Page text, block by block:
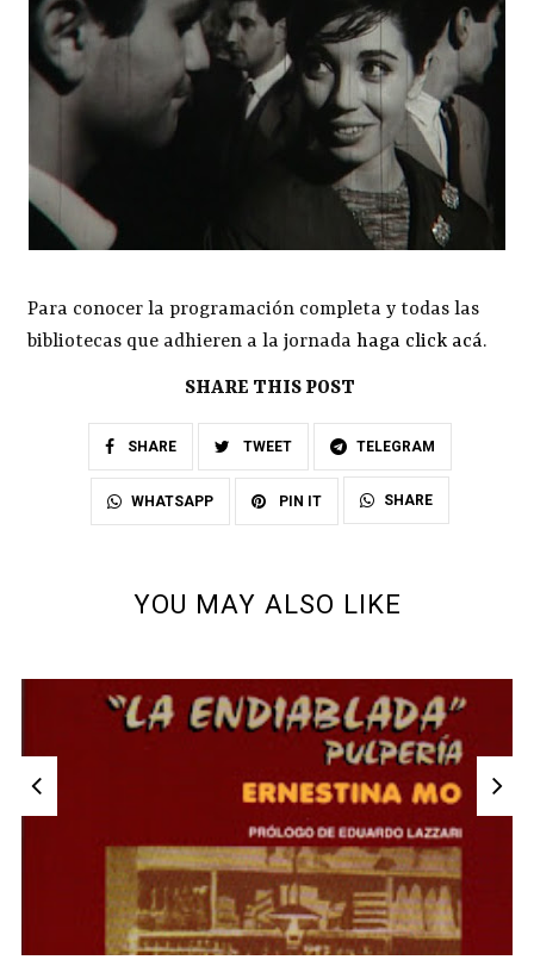
Para conocer la programación completa y todas las
bibliotecas que adhieren a la jornadahaga click acá.
SHARE THIS POST
SHARE TWEET TELEGRAM
WHATSAPP PIN IT SHARE
YOU MAY ALSO LIKE